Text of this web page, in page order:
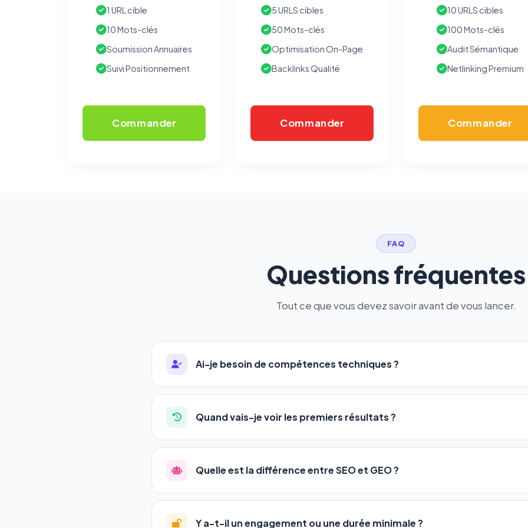
1 URL cible
10 Mots-clés
Soumission Annuaires
Suivi Positionnement
Commander
5 URLS cibles
50 Mots-clés
Optimisation On-Page
Backlinks Qualité
Commander
10 URLS cibles
100 Mots-clés
Audit Sémantique
Netlinking Premium
Commander
FAQ
Questions fréquentes
Tout ce que vous devez savoir avant de vous lancer.
Ai-je besoin de compétences techniques ?
Absolument pas. Notre logiciel a été conçu pour être accessible àtous les profils:
auto-entrepreneurs, PME ou agences. Pas de code, pas de configuration complexe —
l'adresse de votre site, décrivez votre activité, et le logiciel gère tout en automatique
Quand vais-je voir les premiers résultats ?
La plupart de nos utilisateurs observent une amélioration de leur positionnement en4
progression
votre tableau de bord.
Quelle est la différence entre SEO et GEO ?
LeSEO(Search Engine Optimization) vous positionne sur les moteurs classiques :
GEO(Generative Engine Optimization) va plus loin : il fait en sorte que les IA
Y a-t-il un engagement ou une durée minimale ?